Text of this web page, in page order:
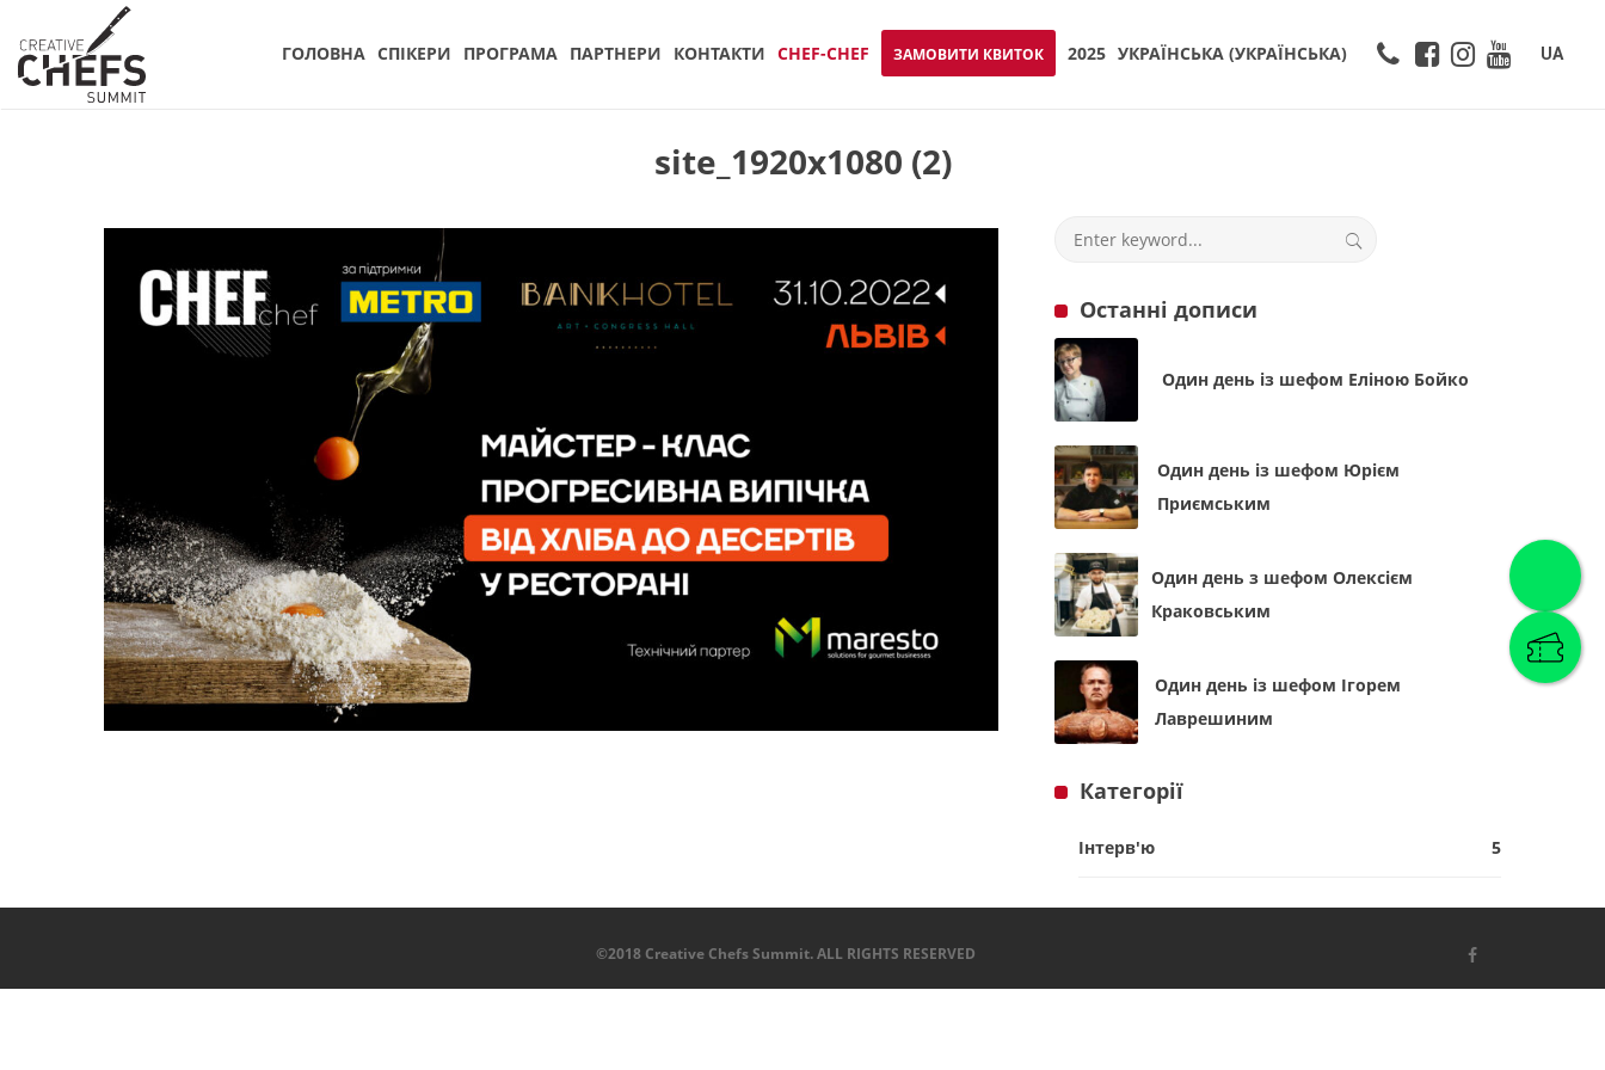
ГОЛОВНА СПIКЕРИ ПРОГРАМА ПАРТНЕРИ КОНТАКТИ CHEF-CHEF ЗАМОВИТИ КВИТОК 2025 УКРАЇНСЬКА (УКРАЇНСЬКА) UA
site_1920x1080 (2)
Останні дописи
Один день із шефом Еліною Бойко
Один день із шефом Юрієм
Приємським
Один день з шефом Олексієм
Краковським
Один день із шефом Ігорем
Лаврешиним
Категорії
Інтерв'ю 5
©2018 Creative Chefs Summit. ALL RIGHTS RESERVED